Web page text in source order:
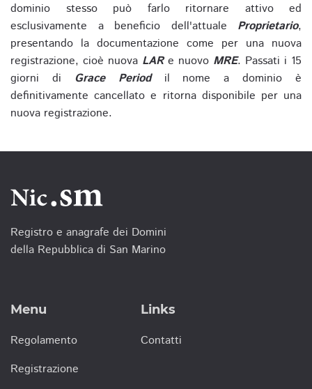
dominio stesso può farlo ritornare attivo ed
esclusivamente a beneficio dell'attuale Proprietario,
presentando la documentazione come per una nuova
registrazione, cioè nuova LARe nuovo MRE. Passati i 15
giorni di Grace Periodil nome a dominio è
definitivamente cancellato e ritorna disponibile per una
nuova registrazione.
Registro e anagrafe dei Domini
della Repubblica di San Marino
Menu
Regolamento
Registrazione
Links
Contatti